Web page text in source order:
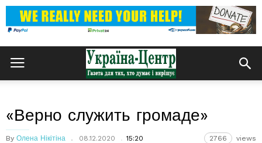
«Верно служить громаде»
By Олена Нікітіна 08.12.2020 15:20 2766 views